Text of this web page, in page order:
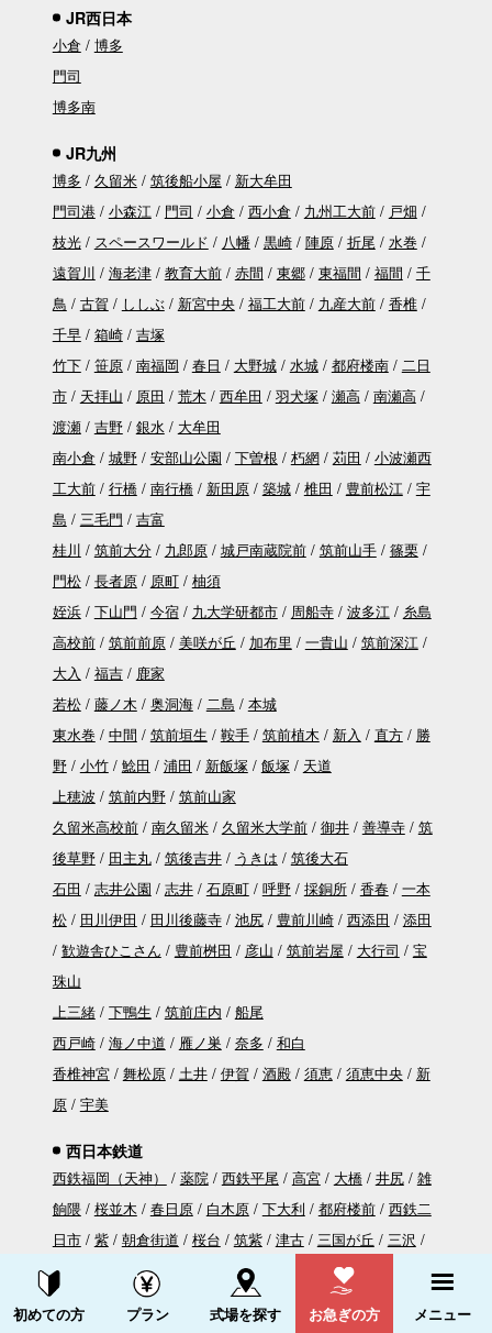
JR西日本
小倉
博多
門司
博多南
JR九州
博多 久留米 筑後船小屋
新大牟田
門司港
小森江 門司 小倉 西小倉 九州工大前
戸畑
枝光
スペースワールド 八幡 黒崎 陣原 折尾
水巻
遠賀川
海老津 教育大前 赤間 東郷 東福間 福間
千
鳥
古賀 ししぶ 新宮中央 福工大前 九産大前
香椎
千早
箱崎
吉塚
竹下
笹原 南福岡 春日 大野城 水城 都府楼南
二日
市
天拝山 原田 荒木 西牟田 羽犬塚 瀬高
南瀬高
渡瀬
吉野 銀水
大牟田
南小倉
城野 安部山公園 下曽根 朽網 苅田
小波瀬西
工大前
行橋 南行橋 新田原 築城 椎田 豊前松江
宇
島
三毛門
吉富
桂川
筑前大分 九郎原 城戸南蔵院前 筑前山手
篠栗
門松
長者原 原町
柚須
姪浜
下山門 今宿 九大学研都市 周船寺 波多江
糸島
高校前
筑前前原 美咲が丘 加布里 一貴山
筑前深江
大入
福吉
鹿家
若松
藤ノ木 奥洞海 二島
本城
東水巻
中間 筑前垣生 鞍手 筑前植木 新入 直方
勝
野
小竹 鯰田 浦田 新飯塚 飯塚
天道
上穂波
筑前内野
筑前山家
久留米高校前
南久留米 久留米大学前 御井 善導寺
筑
後草野
田主丸 筑後吉井 うきは
筑後大石
石田
志井公園 志井 石原町 呼野 採銅所 香春
一本
松
田川伊田 田川後藤寺 池尻 豊前川崎 西添田
添田
歓遊舎ひこさん
豊前桝田 彦山 筑前岩屋 大行司
宝
珠山
上三緒
下鴨生 筑前庄内
船尾
西戸崎
海ノ中道 雁ノ巣 奈多
和白
香椎神宮
舞松原 土井 伊賀 酒殿 須恵 須恵中央
新
原
宇美
西日本鉄道
西鉄福岡（天神） 薬院 西鉄平尾 高宮 大橋 井尻
雑
餉隈
桜並木 春日原 白木原 下大利 都府楼前
西鉄二
日市
紫 朝倉街道 桜台 筑紫 津古 三国が丘
三沢
大保
西鉄小郡 宮の陣
西鉄久留米
花畑
聖マリア病院前 津福 安武 大善寺 三潴
資料請求する 電話をかける
初めての方 プラン 式場を探す お急ぎの方 メニュー